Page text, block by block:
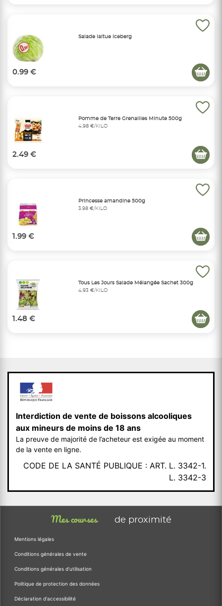
Salade laitue iceberg
0.99 €
Pomme de Terre Grenailles Minute 500g
4,98 €/KILO
2.49 €
Princesse amandine 500g
3,98 €/KILO
1.99 €
Tous Les Jours Salade Mélangée Sachet 300g
4,93 €/KILO
1.48 €
Interdiction de vente de boissons alcooliques
aux mineurs de moins de 18 ans
La preuve de majorité de l’acheteur est exigée au moment
de la vente en ligne.
CODE DE LA SANTÉ PUBLIQUE : ART. L. 3342-1.
L. 3342-3
Mes courses de proximité
Mentions légales
Conditions générales de vente
Conditions générales d'utilisation
Politique de protection des données
Déclaration d'accessibilité